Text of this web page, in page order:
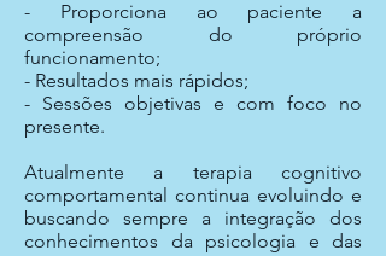
- Proporciona ao paciente a
compreensão do próprio
funcionamento;
- Resultados mais rápidos;
- Sessões objetivas e com foco no
presente.
Atualmente a terapia cognitivo
comportamental continua evoluindo e
buscando sempre a integração dos
conhecimentos da psicologia e das